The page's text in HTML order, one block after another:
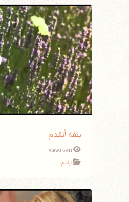
بثقة أتقدم
6841 views
ترانيم